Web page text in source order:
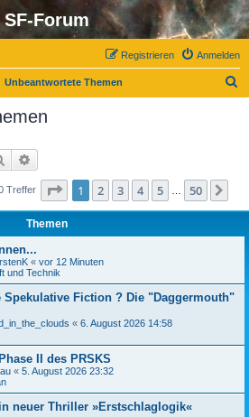
SF-Forum
Anmelden
Registrieren
Unbeantwortete Themen
Suche
Treffer Seite 1von 50
1 2 3 4 5 50
Themen
« vor 12 Minuten
und Technik
Spekulative Fiction ? Die "Daggermouth"
« 6. August 2026 14:58
II des PRSKS
« 5. August 2026 23:32
neuer Thriller »Erstschlaglogik«